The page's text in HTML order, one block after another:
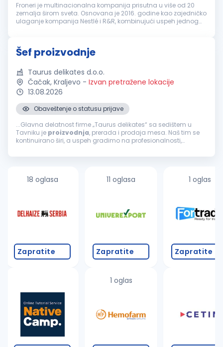
Froneri je multinacionalna kompanija prisutna u više od 20
zemalja širom sveta. Osnovana je 2016. godine kao zajedničko
ulaganje kompanija Nestlé i R&R, kombinujući uspeh jednog
Šef proizvodnje
Taurus delikates d.o.o.
Čačak, Kraljevo - Izvan pretražene lokacije
13.08.2026
Obaveštenje o statusu prijave
...Glavna delatnost firme „Taurus delikates“ sa sedištem u
Tavniku je proizvodnja, prerada i prodaja mesa. Naš tim se
kontinuirano širi, a uspeh gradimo na profesionalnosti,
18 oglasa
Zapratite
11 oglasa
Zapratite
1 oglas
1 oglas
Zapratite